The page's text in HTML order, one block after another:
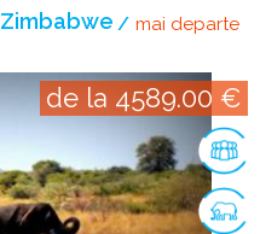
Zimbabwe mai departe
de la 4589.00 €